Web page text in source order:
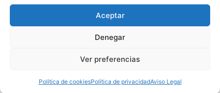
Aceptar
Denegar
Ver preferencias
Política de cookiesPolítica de privacidadAviso Legal
concurrencia no competitiva, destinadas a
actualizar e impulsar el sector comercial en
Andalucía mediante la implementación de
modernización del comercio, para la línea 1
Financiado por la Unión Europea-Next
Generation EU